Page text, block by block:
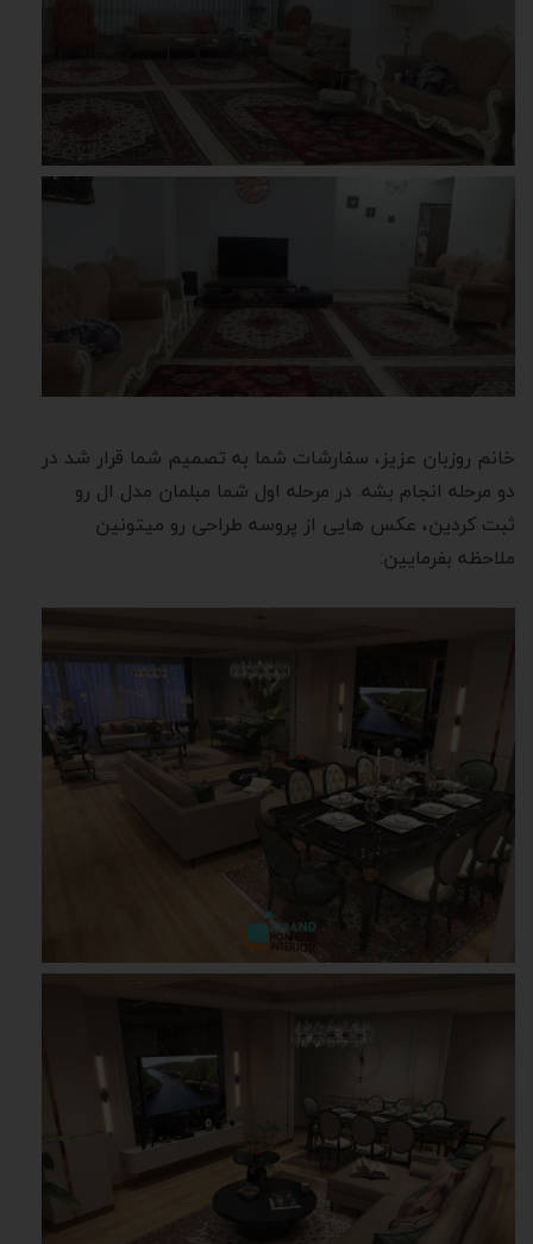
خانم روزبان عزیز، سفارشات شما به تصمیم شما قرار شد در
دو مرحله انجام بشه. در مرحله اول شما مبلمان مدل ال رو
ثبت کردین، عکس هایی از پروسه طراحی رو میتونین
ملاحظه بفرمایین: